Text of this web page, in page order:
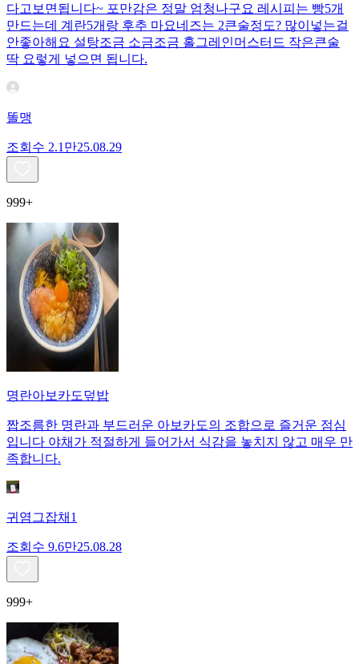
다고보면됩니다~ 포만감은 정말 엄청나구요 레시피는 빵5개
만드는데 계란5개랑 후추 마요네즈는 2큰술정도? 많이넣는걸
안좋아해요 설탕조금 소금조금 홀그레인머스터드 작은큰술
딱 요렇게 넣으면 됩니다.
똘맹
조회수 2.1만25.08.29
999+
명란아보카도덮밥
짭조름한 명란과 부드러운 아보카도의 조합으로 즐거운 점심
입니다 야채가 적절하게 들어가서 식감을 놓치지 않고 매우 만
족합니다.
귀염그잡채1
조회수 9.6만25.08.28
999+